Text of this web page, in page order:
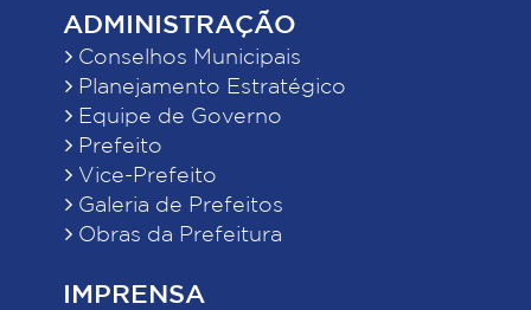
ADMINISTRAÇÃO
Conselhos Municipais
Planejamento Estratégico
Equipe de Governo
Prefeito
Vice-Prefeito
Galeria de Prefeitos
Obras da Prefeitura
IMPRENSA